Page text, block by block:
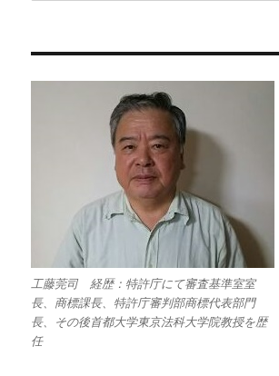
工藤莞司 経歴：特許庁にて審査基準室室
長、商標課長、特許庁審判部商標代表部門
長、その後首都大学東京法科大学院教授を歴
任